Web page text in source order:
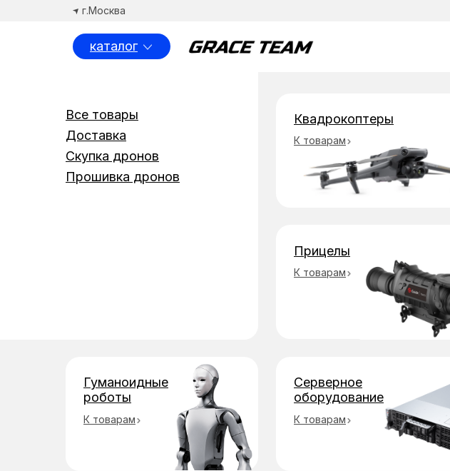
г.Москва
Способы оплаты
каталог
К товарам
К товарам
Квадрокоптеры
Прицелы
К товарам
Серверное
оборудование
К товарам
Гуманоидные
роботы
Прошивка дронов
Скупка дронов
Доставка
Все товары